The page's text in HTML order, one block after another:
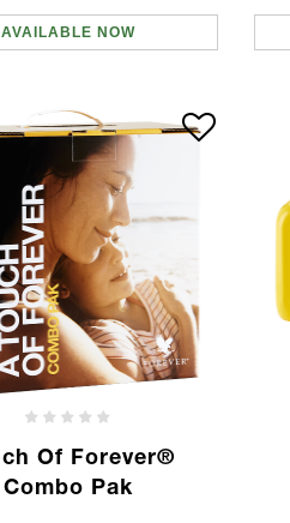
AVAILABLE NOW
Of Forever®
Combo Pak